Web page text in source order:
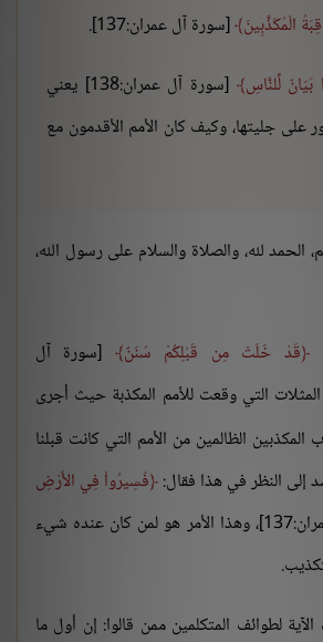
الْمُكَذَّبِينَ [سورة آل عمران:137].
بَيَانٌ لِّلنَّاسِ
[سورة آل عمران:138] يعني
على جليتها، وكيف كان الأمم الأقدمون مع
الحمد لله، والصلاة والسلام على رسول الله،
قَدْ خَلَتْ مِن قَبْلِكُمْ سُنَنٌ
[سورة آل
به المثلات التي وقعت للأمم المكذبة حيث أجرى
المكذبين الظالمين من الأمم التي كانت قبلنا
إلى النظر في هذا فقال: فَسِيرُواْ فِي الأَرْضِ
[سورة آل عمران:137]، وهذا الأمر هو لمن كان عنده شيء
لطوائف المتكلمين ممن قالوا: إن أول ما